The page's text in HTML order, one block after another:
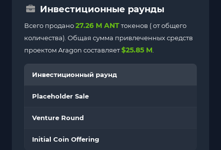
Инвестиционные раунды
Всего продано27.26 M ANTтокенов (от общего
количества). Общая сумма привлеченных средств
проектом Aragon составляет$25.85 M
Инвестиционный раунд
Placeholder Sale
Venture Round
Initial Coin Offering